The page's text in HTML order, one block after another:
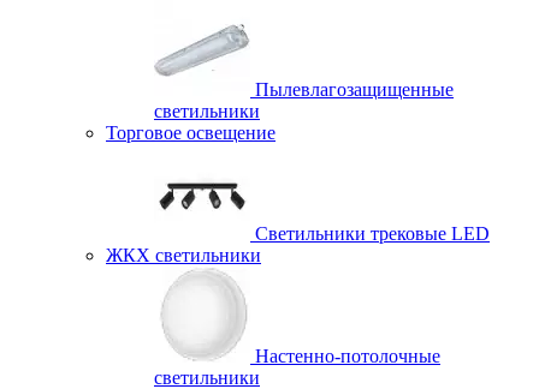
Пылевлагозащищенные
светильники
Торговое освещение
Светильники трековые LED
ЖКХ светильники
Настенно-потолочные
светильники